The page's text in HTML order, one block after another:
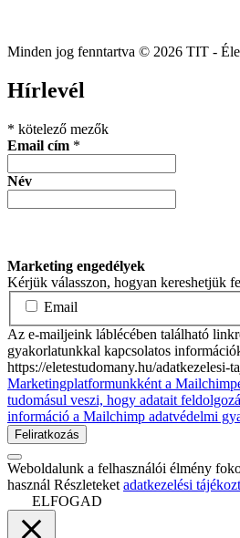
Minden jog fenntartva © 2026 TIT -
Hírlevél
* kötelező mezők
Email cím *
Név
Marketing engedélyek
Kérjük válasszon, hogyan kereshetjük
Email
Az e-mailjeink láblécében található
gyakorlatunkkal kapcsolatos
https://eletestudomany.hu/adatkezelesi-
Marketingplatformunkként a
tudomásul veszi, hogy adatait
információ a Mailchimp adatvédelmi
Weboldalunk a felhasználói élmény
használ Részleteket adatkezelési
ELFOGAD